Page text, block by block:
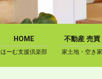
HOME
ほーむ支援倶楽部
不動産 売買
家土地・空き家